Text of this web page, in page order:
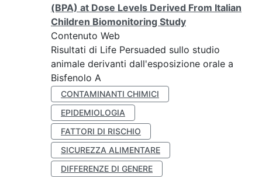
(BPA) at Dose Levels Derived From Italian
Children Biomonitoring Study
Contenuto Web
Risultati di Life Persuaded sullo studio
animale derivanti dall'esposizione orale a
Bisfenolo A
CONTAMINANTI CHIMICI
EPIDEMIOLOGIA
FATTORI DI RISCHIO
SICUREZZA ALIMENTARE
DIFFERENZE DI GENERE